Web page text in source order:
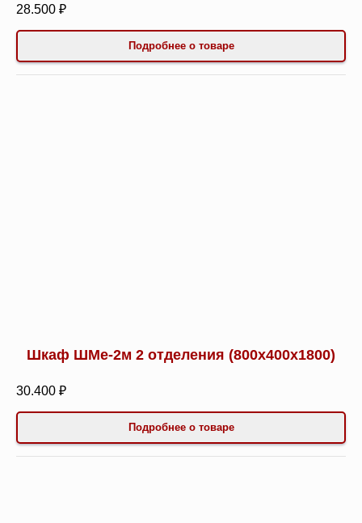
28.500 ₽
Подробнее о товаре
Шкаф ШМе-2м 2 отделения (800х400х1800)
30.400 ₽
Подробнее о товаре